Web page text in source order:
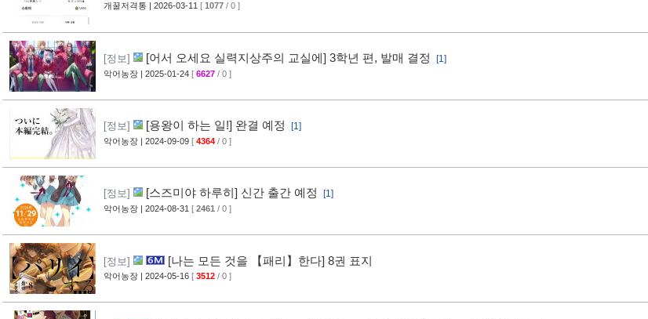
개꿀저격통 | 2026-03-11 [ 1077 / 0 ]
[정보] [어서 오세요 실력지상주의 교실에] 3학년 편, 발매 결정 [1]
악어농장 | 2025-01-24 [ 6627 / 0 ]
[정보] [용왕이 하는 일!] 완결 예정 [1]
악어농장 | 2024-09-09 [ 4364 / 0 ]
[정보] [스즈미야 하루히] 신간 출간 예정 [1]
악어농장 | 2024-08-31 [ 2461 / 0 ]
[정보] [나는 모든 것을 【패리】한다] 8권 표지
악어농장 | 2024-05-16 [ 3512 / 0 ]